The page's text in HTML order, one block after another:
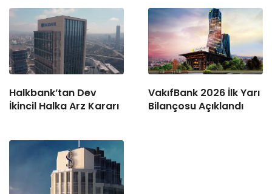
Halkbank’tan Dev
İkincil Halka Arz Kararı
VakıfBank 2026 İlk Yarı
Bilançosu Açıklandı